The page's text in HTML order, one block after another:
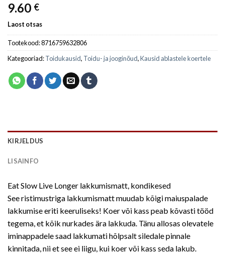
9.60 €
Laost otsas
Tootekood:8716759632806
Kategooriad:Toidukausid, Toidu- ja jooginõud,Kausid ablastele koertele
KIRJELDUS
LISAINFO
Eat Slow Live Longer lakkumismatt, kondikesed
See ristimustriga lakkumismatt muudab kõigi maiuspalade
lakkumise eriti keeruliseks! Koer või kass peab kõvasti tööd
tegema, et kõik nurkades ära lakkuda. Tänu allosas olevatele
iminappadele saad lakkumati hõlpsalt siledale pinnale
kinnitada, nii et see ei liigu, kui koer või kass seda lakub.